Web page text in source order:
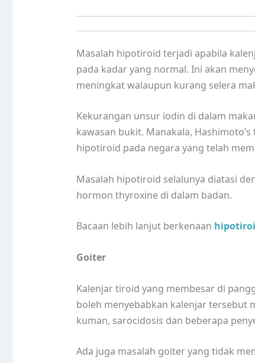
Masalah hipotiroid terjadi apabila
pada kadar yang normal. Ini akan
meningkat walaupun kurang selera
Kekurangan unsur iodin di dalam
kawasan bukit. Manakala,
hipotiroid pada negara yang telah
Masalah hipotiroid selalunya diatasi
hormon thyroxine di dalam badan.
Bacaan lebih lanjut berkenaan
Goiter
Kalenjar tiroid yang membesar di
boleh menyebabkan kalenjar tersebut
kuman, sarocidosis dan beberapa
Ada juga masalah goiter yang tidak